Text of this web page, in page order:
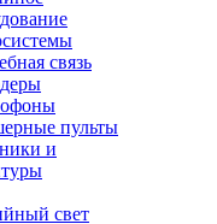
связь
пульты
и
свет